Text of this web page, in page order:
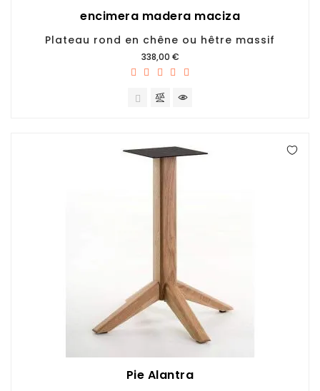
encimera madera maciza
Plateau rond en chêne ou hêtre massif
Prix
338,00 €
Pie Alantra